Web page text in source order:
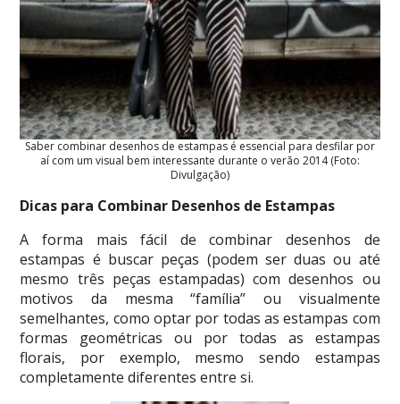
Saber combinar desenhos de estampas é essencial para desfilar por
aí com um visual bem interessante durante o verão 2014 (Foto:
Divulgação)
Dicas para Combinar Desenhos de Estampas
A forma mais fácil de combinar desenhos de
estampas é buscar peças (podem ser duas ou até
mesmo três peças estampadas) com desenhos ou
motivos da mesma “família” ou visualmente
semelhantes, como optar por todas as estampas com
formas geométricas ou por todas as estampas
florais, por exemplo, mesmo sendo estampas
completamente diferentes entre si.